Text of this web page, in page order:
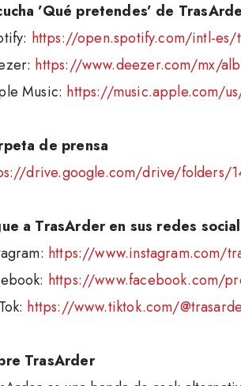
’Qué pretendes’ de
https://open.spotify.com/intl-es/
https://www.deezer.com/mx/
Music: https://music.apple.com/
de prensa
drive.google.com/drive/folders/
a TrasArder en sus redes
https://www.instagram.com/
https://www.facebook.com/
https://www.tiktok.com/
TrasArder